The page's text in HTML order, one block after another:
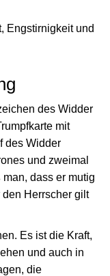
Engstirnigkeit und
des Widder
mit
des Widder
und zweimal
dass er mutig
Herrscher gilt
Es ist die Kraft,
und auch in
die